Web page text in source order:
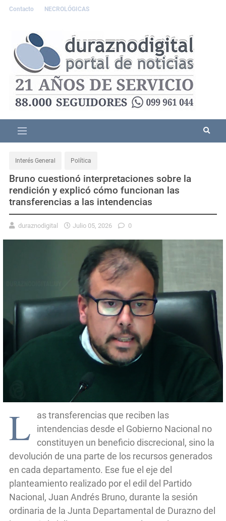
Contacto NECROLÓGICAS
Interés General Política
Bruno cuestionó interpretaciones sobre la
rendición y explicó cómo funcionan las
transferencias a las intendencias
duraznodigital Julio 05, 2026 0
L
as transferencias que reciben las
intendencias desde el Gobierno Nacional no
constituyen un beneficio discrecional, sino la
devolución de una parte de los recursos generados
en cada departamento. Ese fue el eje del
planteamiento realizado por el edil del Partido
Nacional, Juan Andrés Bruno, durante la sesión
ordinaria de la Junta Departamental de Durazno del